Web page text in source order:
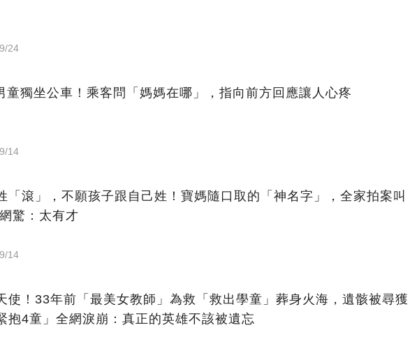
24
童獨坐公車！乘客問「媽媽在哪」，指向前方回應讓人心疼
14
「滾」，不願孩子跟自己姓！寶媽隨口取的「神名字」，全家拍案叫
驚：太有才
14
使！33年前「最美女教師」為救「救出學童」葬身火海，遺骸被尋獲
抱4童」全網淚崩：真正的英雄不該被遺忘